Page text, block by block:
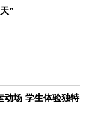
”
动场 学生体验独特